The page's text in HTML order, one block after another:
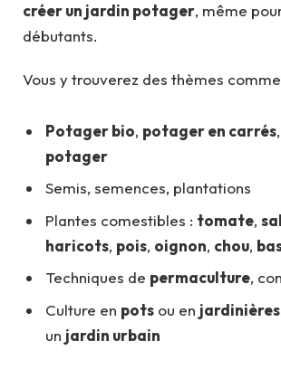
créer un jardin potager, même
débutants.
Vous y trouverez des thèmes
Potager bio, potager en carrés,
potager
Semis, semences, plantations
Plantes comestibles : tomate,
haricots, pois, oignon, chou,
Techniques de permaculture,
Culture en pots ou en jardinières
un jardin urbain